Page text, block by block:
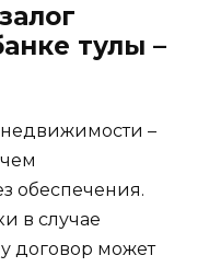
тулы –
недвижимости –
обеспечения.
в случае
договор может